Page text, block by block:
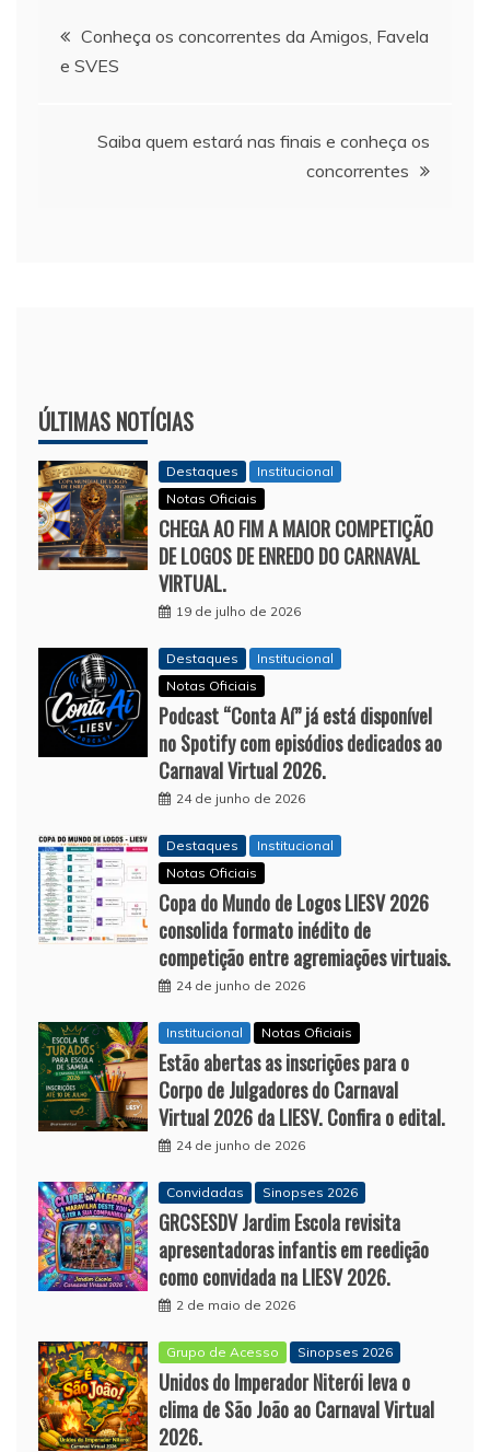
Navegação
de
Conheça os concorrentes da Amigos, Favela
e SVES
Saiba quem estará nas finais e conheça os
concorrentes
ÚLTIMAS NOTÍCIAS
Destaques
Institucional
Notas Oficiais
CHEGA AO FIM A MAIOR COMPETIÇÃO
DE LOGOS DE ENREDO DO CARNAVAL
VIRTUAL.
19 de julho de 2026
Destaques
Institucional
Notas Oficiais
Podcast “Conta Aí” já está disponível
no Spotify com episódios dedicados ao
Carnaval Virtual 2026.
24 de junho de 2026
Destaques
Institucional
Notas Oficiais
Copa do Mundo de Logos LIESV 2026
consolida formato inédito de
competição entre agremiações virtuais.
24 de junho de 2026
Institucional Notas Oficiais
Estão abertas as inscrições para o
Corpo de Julgadores do Carnaval
Virtual 2026 da LIESV. Confira o edital.
24 de junho de 2026
Convidadas Sinopses 2026
GRCSESDV Jardim Escola revisita
apresentadoras infantis em reedição
como convidada na LIESV 2026.
2 de maio de 2026
Grupo de Acesso Sinopses 2026
Unidos do Imperador Niterói leva o
clima de São João ao Carnaval Virtual
2026.